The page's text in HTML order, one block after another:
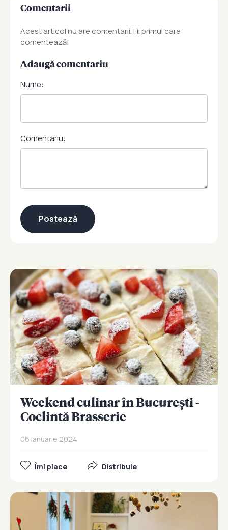
Comentarii
Acest articol nu are comentarii. Fii primul care
comentează!
Adaugă comentariu
Nume:
Comentariu:
Weekend culinar în București -
Coclintă Brasserie
06 Ianuarie 2024
Îmi place Distribuie